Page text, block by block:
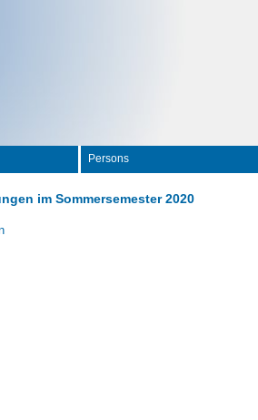
Persons
im Sommersemester 2020